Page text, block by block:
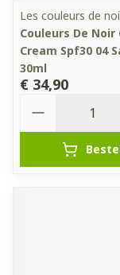
Les couleurs de
Couleurs De Noir
Cream Spf30 04
30ml
€ 34,90